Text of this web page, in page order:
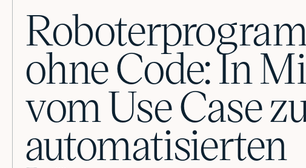
ohne Code: In
vom Use Case
automatisierten